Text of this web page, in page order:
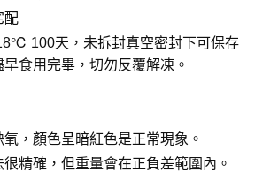
配
100天，未拆封真空密封下可保存
食用完畢，切勿反覆解凍。
，顏色呈暗紅色是正常現象。
精確，但重量會在正負差範圍內。